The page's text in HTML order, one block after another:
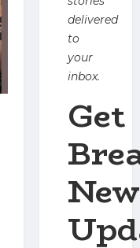
delivered
to
your
inbox.
Get